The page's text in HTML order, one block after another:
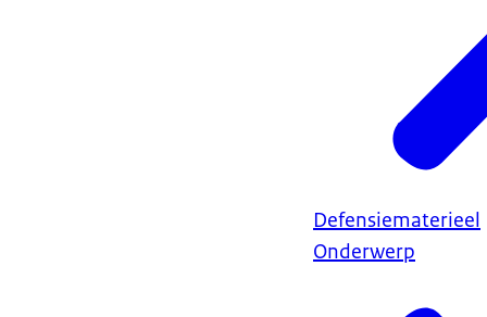
Defensiematerieel
Onderwerp